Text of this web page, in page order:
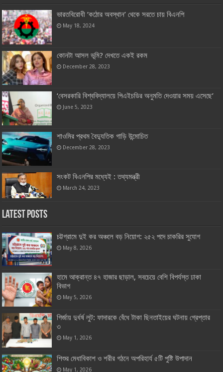
ভারতবিরোধী ‘কঠোর অবস্থান’ থেকে সরতে চায় বিএনপি
May 18, 2024
কোনটা আসল ভূমি? দেখতে একই রকম
December 28, 2023
‘বেসরকারি বিশ্ববিদ্যালয়ে পিএইচডির অনুমতি দেওয়ার সময় এসেছে’
June 5, 2023
শাওমির প্রথম বৈদ্যুতিক গাড়ি উন্মোচিত
December 28, 2023
সংকট বিএনপির মধ্যেই : তথ্যমন্ত্রী
March 24, 2023
Latest Posts
চট্টগ্রামে দুই কর অঞ্চলে বড় নিয়োগ: ২৫২ পদে চাকরির সুযোগ
May 8, 2026
হামে আক্রান্ত ৪৭ হাজার ছাড়াল, সবচেয়ে বেশি বিপর্যস্ত ঢাকা
বিভাগ
May 5, 2026
গির্জায় দুর্ধর্ষ লুট: ফাদারকে বেঁধে টাকা ছিনতাইয়ের ঘটনায় গ্রেপ্তার
৩
May 1, 2026
শিশুর মেধাবিকাশ ও শরীর গঠনে অপরিহার্য ৫টি পুষ্টি উপাদান
May 1, 2026